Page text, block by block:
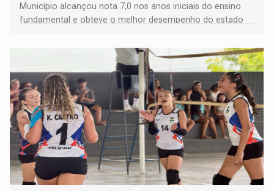
Município alcançou nota 7,0 nos anos iniciais do ensino
fundamental e obteve o melhor desempenho do estado